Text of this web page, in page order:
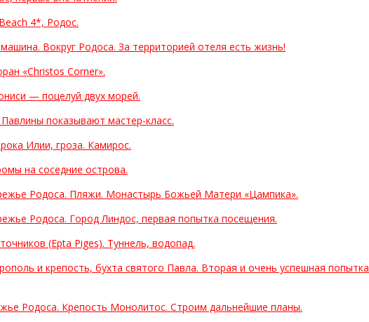
4*, Родос.
Вокруг Родоса. За территорией отеля есть жизнь!
«Christos Corner».
— поцелуй двух морей.
показывают мастер-класс.
Илии, гроза. Камирос.
на соседние острова.
Родоса. Пляжи. Монастырь Божьей Матери «Цампика».
Родоса. Город Линдос, первая попытка посещения.
(Epta Piges). Туннель, водопад.
и крепость, бухта святого Павла. Вторая и очень успешная попытка
Родоса. Крепость Монолитос. Строим дальнейшие планы.